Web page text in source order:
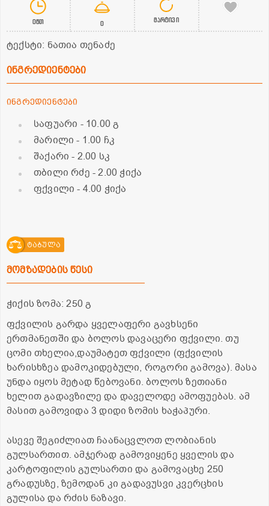
0წთ 0 მარტივი
ტექსტი: ნათია თენაძე
ინგრედიენტები
ინგრედიენტები
საფუარი - 10.00 გ
მარილი- 1.00 ჩკ
შაქარი- 2.00 სკ
თბილი რძე - 2.00 ჭიქა
ფქვილი- 4.00 ჭიქა
ტაბულა
მომზადების წესი
ჭიქის ზომა: 250 გ
ფქვილის გარდა ყველაფერი გავხსენი
ერთმანეთში და ბოლოს დავაცერი ფქვილი. თუ
ცომი თხელია,დაუმატეთ ფქვილი (ფქვილის
ხარისხზეა დამოკიდებული, როგორი გამოვა). მასა
უნდა იყოს მეტად წებოვანი. ბოლოს ზეთიანი
ხელით გადავზილე და დაველოდე ამოფუებას. ამ
მასით გამოვიდა 3 დიდი ზომის ხაჭაპური.
ასევე შეგიძლიათ ჩაანაცვლოთ ლობიანის
გულსართით. ამჯერად გამოვიყენე ყველის და
კარტოფილის გულსართი და გამოვაცხე 250
გრადუსზე, ზემოდან კი გადავუსვი კვერცხის
გულისა და რძის ნაზავი.